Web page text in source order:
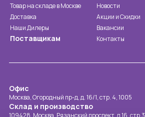
Товар на складе в Москве
Доставка
Наши Дилеры
Поставщикам
Новости
Акции и Скидки
Вакансии
Контакты
Офис
Москва, Огородный пр-д, д. 16/1, стр. 4, 1005
Склад и производство